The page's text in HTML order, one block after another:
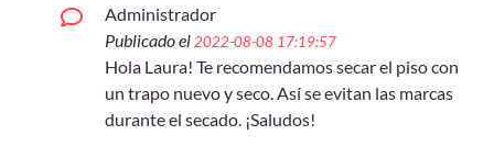
Administrador
Publicado el 2022-08-08 17:19:57
Hola Laura! Te recomendamos secar el piso con
un trapo nuevo y seco. Así se evitan las marcas
durante el secado. ¡Saludos!